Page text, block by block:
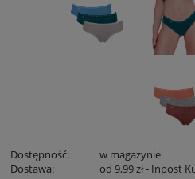
Dostępność:
w magazynie
Dostawa:
od 9,99 zł- Inpost